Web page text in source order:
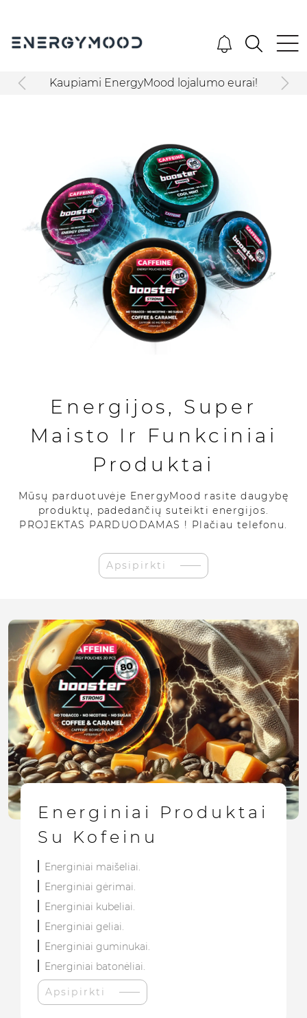
Kaupiami EnergyMood lojalumo eurai!
Energijos, Super
Maisto Ir Funkciniai
Produktai
Mūsų parduotuvėje EnergyMood rasite daugybę
produktų, padedančių suteikti energijos.
PROJEKTAS PARDUODAMAS ! Plačiau telefonu.
Apsipirkti
Energiniai Produktai
Su Kofeinu
Energiniai maišeliai.
Energiniai gėrimai.
Energiniai kubeliai.
Energiniai geliai.
Energiniai guminukai.
Energiniai batonėliai.
Apsipirkti